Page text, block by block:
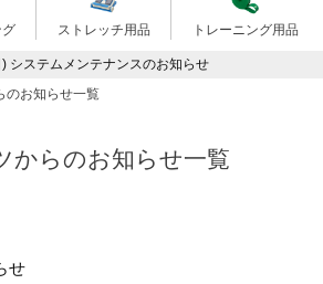
ストレッチ用品 トレーニング用品
システムメンテナンスのお知らせ
のお知らせ一覧
からのお知らせ一覧
せ